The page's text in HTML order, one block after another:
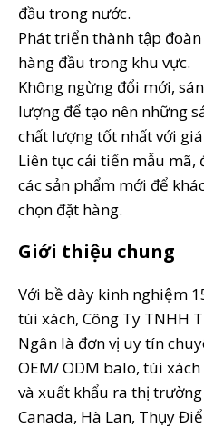
đầu trong nước.
Phát triển thành tập
hàng đầu trong khu vực.
Không ngừng đổi mới,
lượng để tạo nên những
chất lượng tốt nhất với
Liên tục cải tiến mẫu
các sản phẩm mới để
chọn đặt hàng.
Giới thiệu chung
Với bề dày kinh nghiệm
túi xách, Công Ty TNHH
Ngân là đơn vị uy tín
OEM/ ODM balo, túi
và xuất khẩu ra thị
Canada, Hà Lan, Thụy